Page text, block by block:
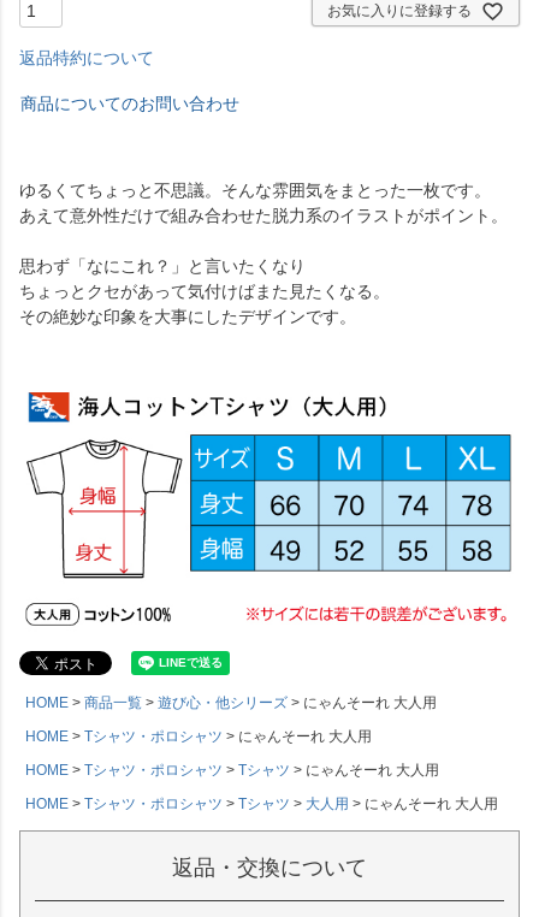
お気に入りに登録する
返品特約について
商品についてのお問い合わせ
ゆるくてちょっと不思議。そんな雰囲気をまとった一枚です。
あえて意外性だけで組み合わせた脱力系のイラストがポイント。
思わず「なにこれ？」と言いたくなり
ちょっとクセがあって気付けばまた見たくなる。
その絶妙な印象を大事にしたデザインです。
HOME 商品一覧 遊び心・他シリーズ
にゃんそーれ 大人用
HOME
Tシャツ・ポロシャツ
にゃんそーれ 大人用
HOME
Tシャツ・ポロシャツ Tシャツ
にゃんそーれ 大人用
HOME
Tシャツ・ポロシャツ Tシャツ 大人用 にゃんそーれ 大人用
返品・交換について